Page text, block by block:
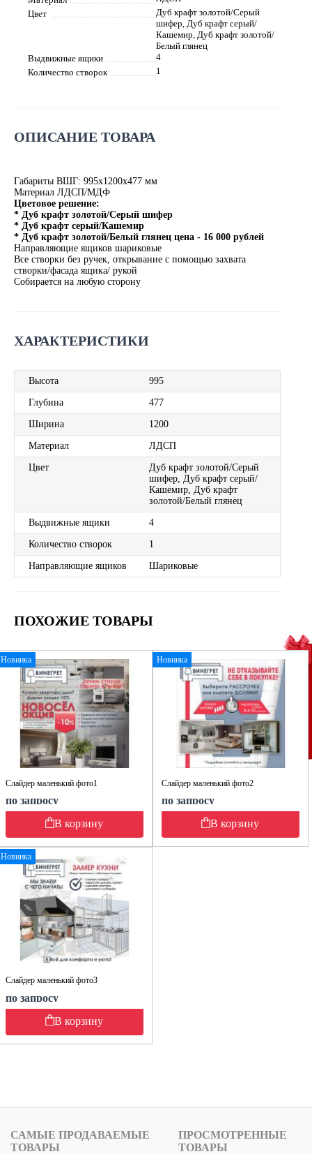
Цвет
Дуб крафт золотой/Серый
шифер, Дуб крафт серый/
Кашемир, Дуб крафт золотой/
Белый глянец
Выдвижные ящики
4
Количество створок
1
ОПИСАНИЕ ТОВАРА
Габариты ВШГ: 995х1200х477 мм
Материал ЛДСП/МДФ
Цветовое решение:
* Дуб крафт золотой/Серый шифер
* Дуб крафт серый/Кашемир
* Дуб крафт золотой/Белый глянец цена - 16 000 рублей
Направляющие ящиков шариковые
Все створки без ручек, открывание с помощью захвата
створки/фасада ящика/ рукой
Собирается на любую сторону
ХАРАКТЕРИСТИКИ
Высота 995
Глубина 477
Ширина 1200
Материал ЛДСП
Цвет
Дуб крафт золотой/Серый
шифер, Дуб крафт серый/
Кашемир, Дуб крафт
золотой/Белый глянец
Выдвижные ящики 4
Количество створок 1
Направляющие ящиков Шариковые
ПОХОЖИЕ ТОВАРЫ
Новинка
Слайдер маленький фото1
по запросу
В корзину
Новинка
Слайдер маленький фото2
по запросу
В корзину
Новинка
Слайдер маленький фото3
по запросу
В корзину
САМЫЕ ПРОДАВАЕМЫЕ
ТОВАРЫ
ПРОСМОТРЕННЫЕ
ТОВАРЫ